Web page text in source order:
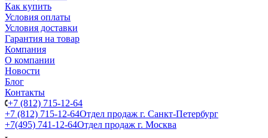
Как купить
Условия оплаты
Условия доставки
Гарантия на товар
Компания
О компании
Новости
Блог
Контакты
+7 (812) 715-12-64
+7 (812) 715-12-64Отдел продаж г. Санкт-Петербург
+7(495) 741-12-64Отдел продаж г. Москва